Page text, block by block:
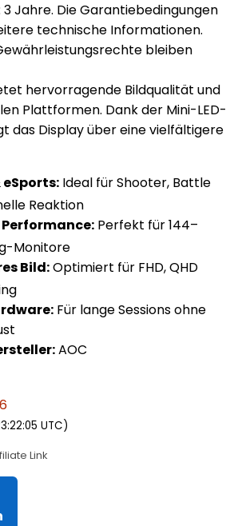
Jahre. Die Garantiebedingungen
technische Informationen.
bleiben
hervorragende Bildqualität und
Plattformen. Dank der Mini-LED-
das Display über eine vielfältigere
eSports: Ideal für Shooter, Battle
Reaktion
Perfekt für 144–
Monitore
Bild:Optimiert für FHD, QHD
Für lange Sessions ohne
AOC
UTC)
Link